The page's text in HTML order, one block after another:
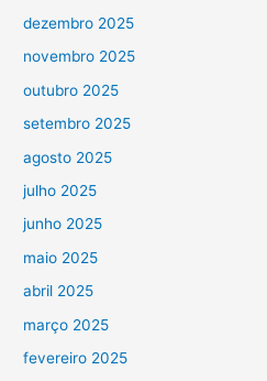
dezembro 2025
novembro 2025
outubro 2025
setembro 2025
agosto 2025
julho 2025
junho 2025
maio 2025
abril 2025
março 2025
fevereiro 2025